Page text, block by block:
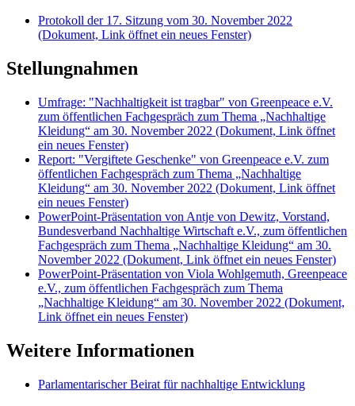
Protokoll der 17. Sitzung vom 30. November 2022
(Dokument, Link öffnet ein neues Fenster)
Stellungnahmen
Umfrage: "Nachhaltigkeit ist tragbar" von Greenpeace e.V.
zum öffentlichen Fachgespräch zum Thema „Nachhaltige
Kleidung“ am 30. November 2022 (Dokument, Link öffnet
ein neues Fenster)
Report: "Vergiftete Geschenke" von Greenpeace e.V. zum
öffentlichen Fachgespräch zum Thema „Nachhaltige
Kleidung“ am 30. November 2022 (Dokument, Link öffnet
ein neues Fenster)
PowerPoint-Präsentation von Antje von Dewitz, Vorstand,
Bundesverband Nachhaltige Wirtschaft e.V., zum öffentlichen
Fachgespräch zum Thema „Nachhaltige Kleidung“ am 30.
November 2022 (Dokument, Link öffnet ein neues Fenster)
PowerPoint-Präsentation von Viola Wohlgemuth, Greenpeace
e.V., zum öffentlichen Fachgespräch zum Thema
„Nachhaltige Kleidung“ am 30. November 2022 (Dokument,
Link öffnet ein neues Fenster)
Weitere Informationen
Parlamentarischer Beirat für nachhaltige Entwicklung